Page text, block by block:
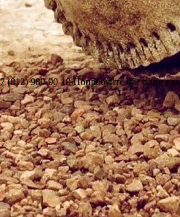
980-90-19 Попробуйте нас один